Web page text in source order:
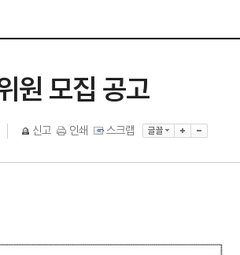
원 모집 공고
신고 인쇄 스크랩